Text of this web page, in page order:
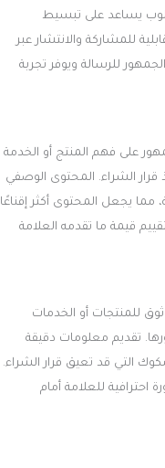
يساعد على تبسيط
للمشاركة والانتشار عبر
للرسالة ويوفر تجربة
على فهم المنتج أو الخدمة
الشراء. المحتوى الوصفي
مما يجعل المحتوى أكثر إقناعًا
قيمة ما تقدمه العلامة
للمنتجات أو الخدمات
تقديم معلومات دقيقة
التي قد تعيق قرار الشراء.
للعلامة أمام